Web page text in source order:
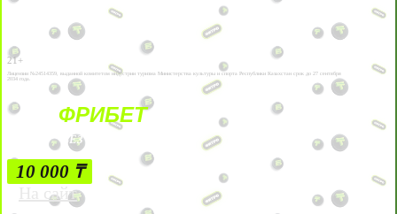
21+
Лицензии №24514359, выданной комитетом индустрии туризма Министерства культуры и спорта Республики Казахстан срок до 27 сентября
2034 года.
ФРИБЕТ
БЕЗ УСЛОВИЙ
10 000 ₸
На сайт